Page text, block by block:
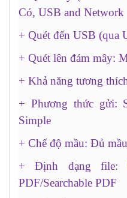
Có, USB and Network
+ Quét đến USB (qua
+ Quét lên đám mây:
+ Khả năng tương
+ Phương thức gửi:
Simple
+ Chế độ mầu: Đủ
+ Định dạng file:
PDF/Searchable PDF